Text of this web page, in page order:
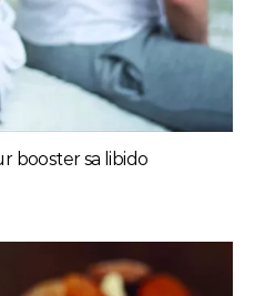
booster sa libido